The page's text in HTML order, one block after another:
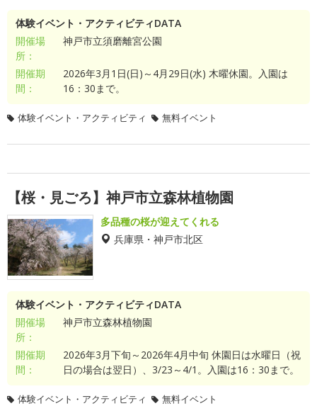
体験イベント・アクティビティDATA
開催場
所：
神戸市立須磨離宮公園
開催期
間：
2026年3月1日(日)～4月29日(水) 木曜休園。入園は
16：30まで。
体験イベント・アクティビティ 無料イベント
【桜・見ごろ】神戸市立森林植物園
多品種の桜が迎えてくれる
兵庫県・神戸市北区
体験イベント・アクティビティDATA
開催場
所：
神戸市立森林植物園
開催期
間：
2026年3月下旬～2026年4月中旬 休園日は水曜日（祝
日の場合は翌日）、3/23～4/1。入園は16：30まで。
体験イベント・アクティビティ 無料イベント